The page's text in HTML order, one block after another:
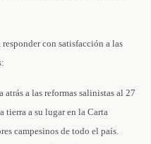
con satisfacción a las
a las reformas salinistas al 27
a su lugar en la Carta
campesinos de todo el país.